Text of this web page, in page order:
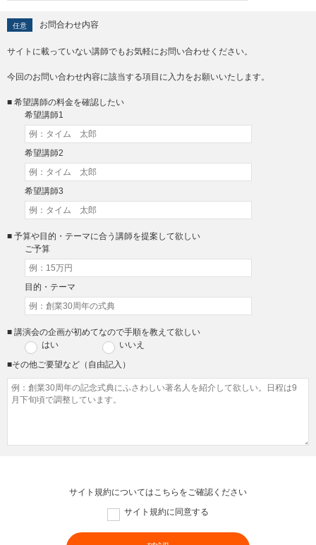
任意 お問合わせ内容
サイトに載っていない講師でもお気軽にお問い合わせください。
今回のお問い合わせ内容に該当する項目に入力をお願いいたします。
■ 希望講師の料金を確認したい
希望講師1
希望講師2
希望講師3
■ 予算や目的・テーマに合う講師を提案して欲しい
ご予算
目的・テーマ
■ 講演会の企画が初めてなので手順を教えて欲しい
はい
いいえ
■その他ご要望など（自由記入）
サイト規約についてはこちら をご確認ください
サイト規約に同意する